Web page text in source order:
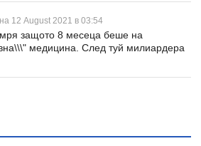
на 12 August 2021 в 03:54
защото 8 месеца беше на
медицина. След туй милиардера